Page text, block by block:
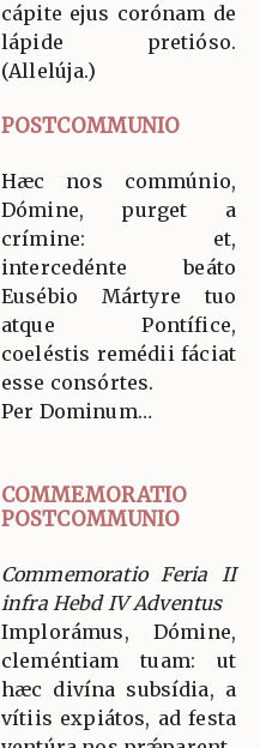
cápite ejus corónam de
lápide pretióso.
(Allelúja.)
POSTCOMMUNIO
Hæc nos commúnio,
Dómine, purget a
crímine: et,
intercedénte beáto
Eusébio Mártyre tuo
atque Pontífice,
coeléstis remédii fáciat
esse consórtes.
Per Dominum…
COMMEMORATIO
POSTCOMMUNIO
Commemoratio Feria II
infra Hebd IV Adventus
Implorámus, Dómine,
cleméntiam tuam: ut
hæc divína subsídia, a
vítiis expiátos, ad festa